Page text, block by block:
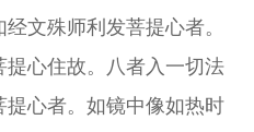
文殊师利发菩提心者。
心住故。八者入一切法
心者。如镜中像如热时